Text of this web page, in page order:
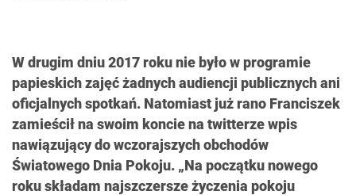
W drugim dniu 2017 roku nie było w programie
papieskich zajęć żadnych audiencji publicznych ani
oficjalnych spotkań. Natomiast już rano Franciszek
zamieścił na swoim koncie na twitterze wpis
nawiązujący do wczorajszych obchodów
Światowego Dnia Pokoju. „Na początku nowego
roku składam najszczersze życzenia pokoju